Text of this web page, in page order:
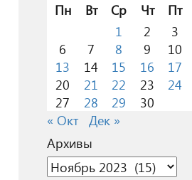
Пн
Вт Ср Чт Пт
1
2 3
6
7 8 9 10
13
14 15 16 17
20
21 22 23 24
27
28 29
30
« Окт Дек »
Архивы
Архивы